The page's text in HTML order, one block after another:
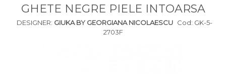
GHETE NEGRE PIELE INTOARSA
DESIGNER: GIUKA BY GEORGIANA NICOLAESCU Cod: GK-5-
2703F